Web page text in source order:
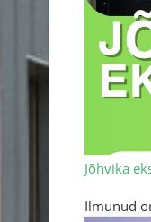
Jõhvika
Ilmunud